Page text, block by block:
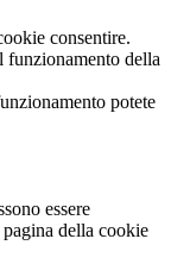
consentire.
funzionamento della
potete
essere
della cookie